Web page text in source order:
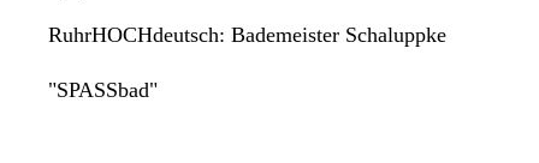
RuhrHOCHdeutsch: Bademeister Schaluppke
"SPASSbad"